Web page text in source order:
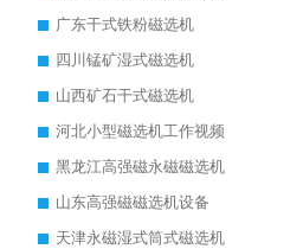
广东干式铁粉磁选机
四川锰矿湿式磁选机
山西矿石干式磁选机
河北小型磁选机工作视频
黑龙江高强磁永磁磁选机
山东高强磁磁选机设备
天津永磁湿式筒式磁选机